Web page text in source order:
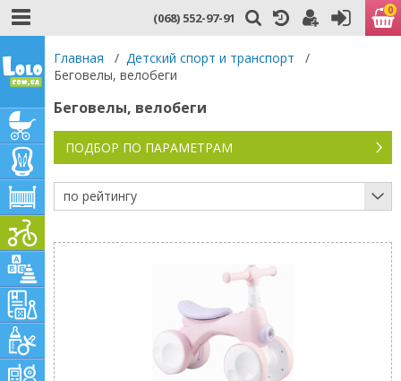
(068) 552-97-91 0
Главная / Детский спорт и транспорт
/
Беговелы, велобеги
Беговелы, велобеги
ПОДБОР ПО ПАРАМЕТРАМ
по рейтингу